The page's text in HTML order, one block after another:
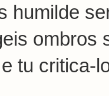
humilde
ombros
tu critica-